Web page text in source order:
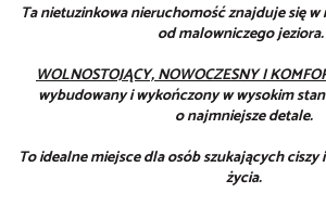
Ta nietuzinkowa nieruchomość znajduje się
od malowniczego jeziora.
WOLNOSTOJĄCY,NOWOCZESNY I
wybudowany i wykończony w wysokim
o najmniejsze detale.
To idealne miejsce dla osób szukających
życia.